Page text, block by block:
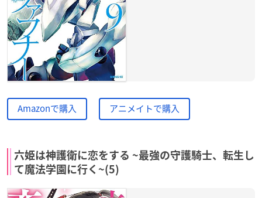
Amazonで購入 アニメイトで購入
六姫は神護衛に恋をする ~最強の守護騎士、転生し
て魔法学園に行く~(5)